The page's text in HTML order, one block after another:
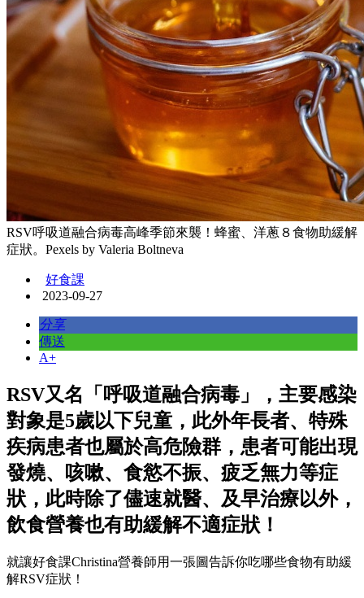
RSV呼吸道融合病毒高峰季節來襲！蜂蜜、洋蔥８食物助緩解
症狀。Pexels by Valeria Boltneva
好食課
2023-09-27
分享
傳送
A+
RSV又名「呼吸道融合病毒」，主要感染
對象是5歲以下兒童，此外年長者、特殊
疾病患者也屬於高危險群，患者可能出現
發燒、咳嗽、食慾不振、疲乏無力等症
狀，此時除了儘速就醫、及早治療以外，
飲食營養也有助緩解不適症狀！
就讓好食課Christina營養師用一張圖告訴你吃哪些食物有助緩
解RSV症狀！